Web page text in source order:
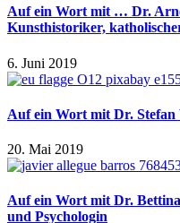
Auf ein Wort mit … Dr.
Kunsthistoriker,
6. Juni 2019
Auf ein Wort mit Dr. Stefan
20. Mai 2019
Auf ein Wort mit Dr.
und Psychologin